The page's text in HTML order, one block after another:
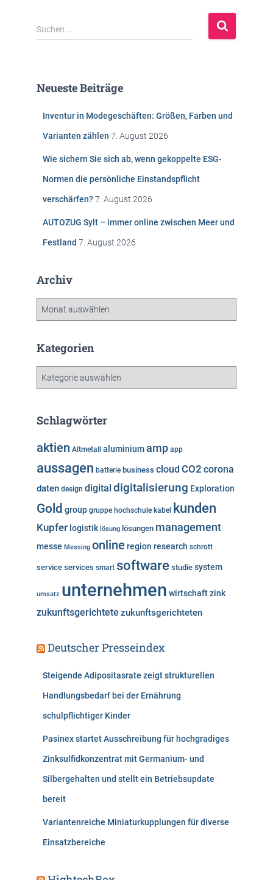
S
u
n
Suchen …
Neueste Beiträge
Inventur in Modegeschäften: Größen, Farben und
Varianten zählen 7. August 2026
Wie sichern Sie sich ab, wenn gekoppelte ESG-
Normen die persönliche Einstandspflicht
verschärfen?7. August 2026
AUTOZUG Sylt – immer online zwischen Meer und
Festland 7. August 2026
Archiv
h
Kategorien
g
r
i
n
Schlagwörter
aktien Altmetall aluminiumamp app
aussagen batterie business cloud CO2 corona
daten design digital digitalisierung Exploration
Gold group gruppe hochschule kabel kunden
Kupfer logistik lösung lösungen management
messe Messing online region research schrott
service services smart software studie system
umsatz unternehmen wirtschaftzink
zukunftsgerichtete zukunftsgerichteten
Deutscher Presseindex
Steigende Adipositasrate zeigt strukturellen
Handlungsbedarf bei der Ernährung
schulpflichtiger Kinder
Pasinex startet Ausschreibung für hochgradiges
Zinksulfidkonzentrat mit Germanium- und
Silbergehalten und stellt ein Betriebsupdate
bereit
Variantenreiche Miniaturkupplungen für diverse
Einsatzbereiche